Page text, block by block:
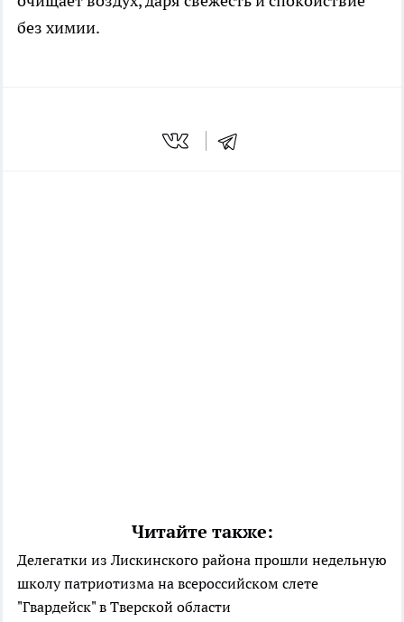
без химии.
Читайте также:
Делегатки из Лискинского района прошли недельную
школу патриотизма на всероссийском слете
"Гвардейск" в Тверской области